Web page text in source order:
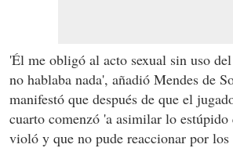
'Él me obligó al acto sexual sin uso
no hablaba nada', añadió Mendes de
manifestó que después de que el
cuarto comenzó 'a asimilar lo
violó y que no pude reaccionar por los